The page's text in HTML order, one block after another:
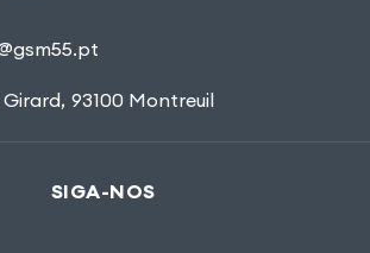
Girard, 93100 Montreuil
SIGA-NOS